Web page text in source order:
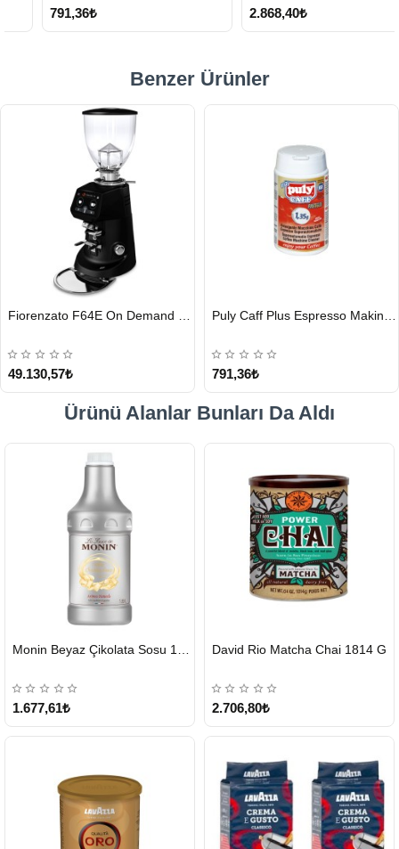
791,36₺ 2.868,40₺
Benzer Ürünler
GÖNDERİ
49.130,57₺
GÖNDERİ
791,36₺
Ürünü Alanlar Bunları Da Aldı
GÖNDERİ
1.677,61₺
GÖNDERİ
David Rio Matcha Chai 1814 G
2.706,80₺